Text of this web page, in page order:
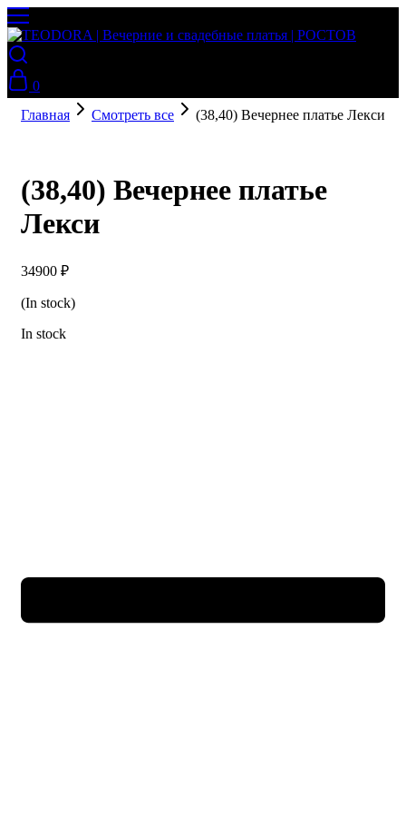
0
Главная
Смотреть все (38,40) Вечернее платье Лекси
(38,40) Вечернее платье
Лекси
34900 ₽
(In stock)
In stock